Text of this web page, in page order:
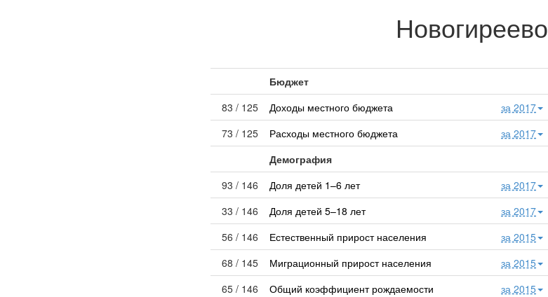
Новогиреево
Бюджет
83 / 125
Доходы местного бюджета за 2017
73 / 125
Расходы местного бюджета за 2017
Демография
93 / 146
Доля детей 1–6 лет за 2017
33 / 146
Доля детей 5–18 лет за 2017
56 / 146
Естественный прирост населения за 2015
68 / 145
Миграционный прирост населения за 2015
65 / 146
Общий коэффициент рождаемости за 2015